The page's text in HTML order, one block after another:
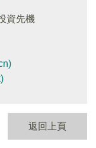
資先機
返回上頁